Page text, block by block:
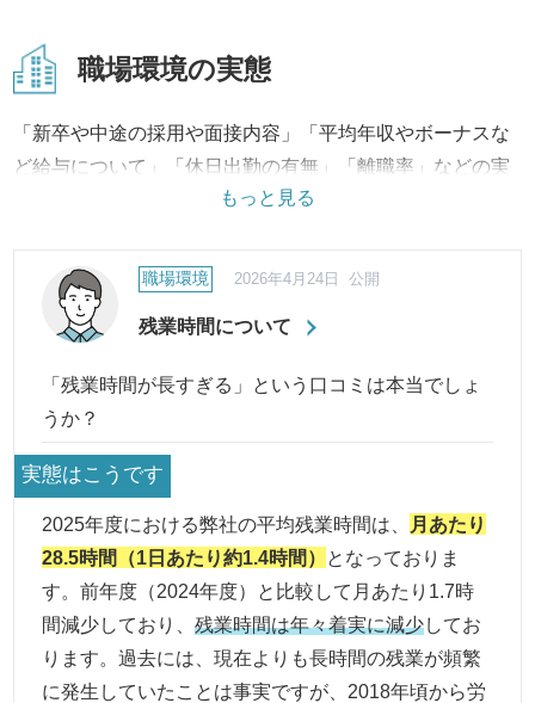
職場環境の実態
「新卒や中途の採用や面接内容」「平均年収やボーナスな
ど給与について」「休日出勤の有無」「離職率」などの実
制度」などの制度の状況は？
など職場環境の評判・口コミに対して、実際の制度から改
善への取り組み、結果に至るまで継続してご報告・ご紹介
もっと見る
残業時間について
職場環境 2026年4月24日 公開
「残業時間が長すぎる」という口コミは本当でしょ
うか？
実態はこうです
2025年度における弊社の平均残業時間は、
月あたり
28.5時間（1日あたり約1.4時間） となっておりま
す。前年度（2024年度）と比較して月あたり1.7時
間減少しており、残業時間は年々着実に減少してお
ります。過去には、現在よりも長時間の残業が頻繁
に発生していたことは事実ですが、2018年頃から労